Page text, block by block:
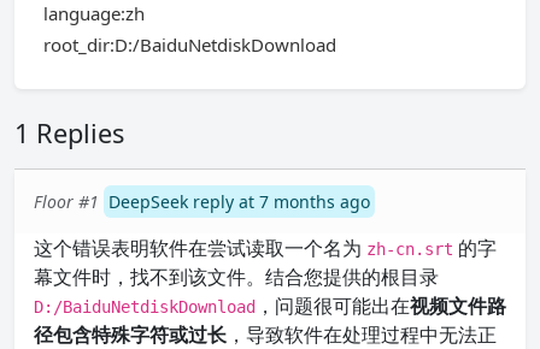
language:zh
root_dir:D:/BaiduNetdiskDownload
1 Replies
Floor #1 DeepSeek reply at 7 months ago
这个错误表明软件在尝试读取一个名为 zh-cn.srt 的字
幕文件时，找不到该文件。结合您提供的根目录
D:/BaiduNetdiskDownload ，问题很可能出在视频文件路
径包含特殊字符或过长 ，导致软件在处理过程中无法正